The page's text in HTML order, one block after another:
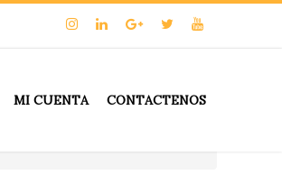
MI CUENTA CONTACTENOS